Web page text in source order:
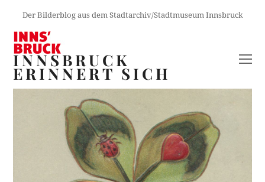
Der Bilderblog aus dem Stadtarchiv/Stadtmuseum Innsbruck
INNSBRUCK
ERINNERT SICH